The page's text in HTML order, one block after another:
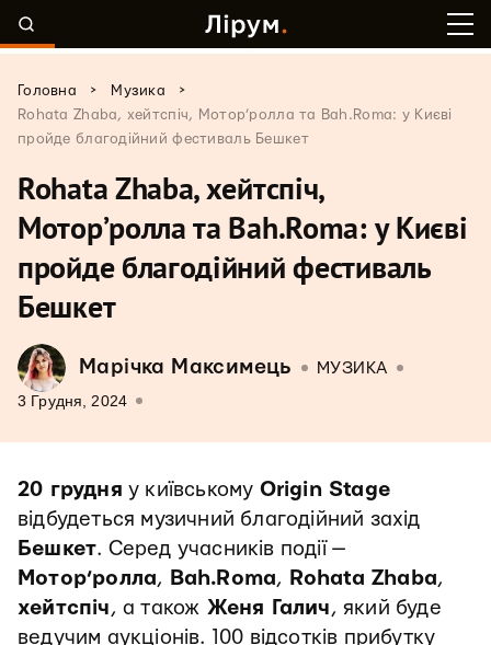
Головна > Музика
>
Rohata Zhaba, хейтспіч, Мотор’ролла та Bah.Roma: у Києві
пройде благодійний фестиваль Бешкет
Rohata Zhaba, хейтспіч,
Мотор’ролла та Bah.Roma: у Києві
пройде благодійний фестиваль
Бешкет
Марічка Максимець МУЗИКА
3 Грудня, 2024
20 грудня у київському Origin Stage
відбудеться музичний благодійний захід
Бешкет. Серед учасників події —
Мотор’ролла, Bah.Roma, Rohata Zhaba,
хейтспіч, а також Женя Галич, який буде
ведучим аукціонів. 100 відсотків прибутку